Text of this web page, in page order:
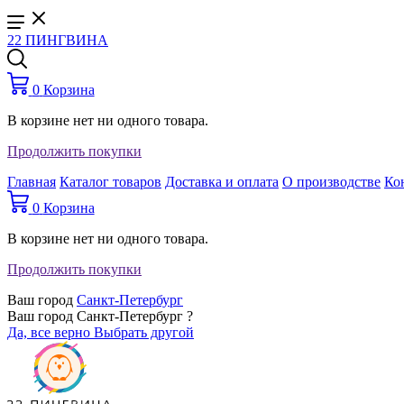
22 ПИНГВИНА
0 Корзина
В корзине нет ни одного товара.
Продолжить покупки
Главная Каталог товаров Доставка и оплата О производстве
0 Корзина
В корзине нет ни одного товара.
Продолжить покупки
Ваш город Санкт-Петербург
Ваш город Санкт-Петербург ?
Да, все верно Выбрать другой